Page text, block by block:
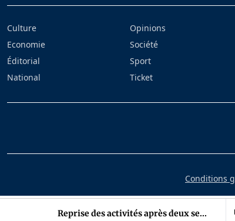
Reprise des activités après deux se...
Culture
Economie
Éditorial
National
Opinions
Société
Sport
Ticket
Conditions